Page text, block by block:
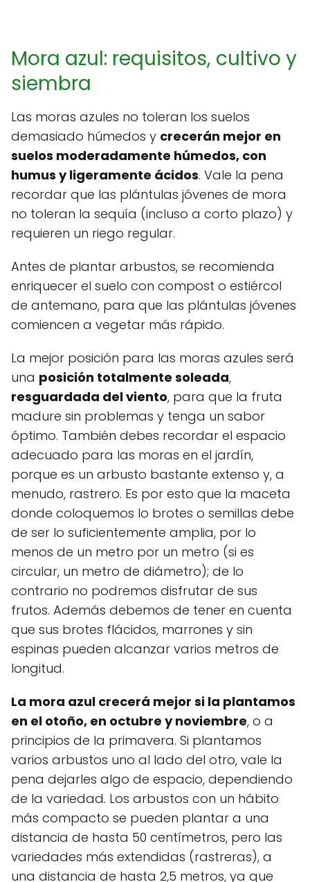
Mora azul: requisitos, cultivo y
siembra
Las moras azules no toleran los suelos
demasiado húmedos y crecerán mejor en
suelos moderadamente húmedos, con
humus y ligeramente ácidos. Vale la pena
recordar que las plántulas jóvenes de mora
no toleran la sequía (incluso a corto plazo) y
requieren un riego regular.
Antes de plantar arbustos, se recomienda
enriquecer el suelo con compost o estiércol
de antemano, para que las plántulas jóvenes
comiencen a vegetar más rápido.
La mejor posición para las moras azules será
una posición totalmente soleada,
resguardada del viento, para que la fruta
madure sin problemas y tenga un sabor
óptimo. También debes recordar el espacio
adecuado para las moras en el jardín,
porque es un arbusto bastante extenso y, a
menudo, rastrero. Es por esto que la maceta
donde coloquemos lo brotes o semillas debe
de ser lo suficientemente amplia, por lo
menos de un metro por un metro (si es
circular, un metro de diámetro); de lo
contrario no podremos disfrutar de sus
frutos. Además debemos de tener en cuenta
que sus brotes flácidos, marrones y sin
espinas pueden alcanzar varios metros de
longitud.
La mora azul crecerá mejor si la plantamos
en el otoño, en octubre y noviembre, o a
principios de la primavera. Si plantamos
varios arbustos uno al lado del otro, vale la
pena dejarles algo de espacio, dependiendo
de la variedad. Los arbustos con un hábito
más compacto se pueden plantar a una
distancia de hasta 50 centímetros, pero las
variedades más extendidas (rastreras), a
una distancia de hasta 2,5 metros, ya que